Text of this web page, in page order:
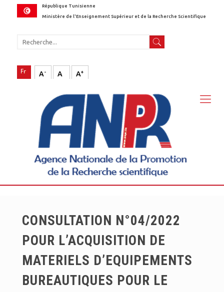
République Tunisienne
Ministère de l'Enseignement Supérieur et de la Recherche Scientifique
A- A A+
CONSULTATION N°04/2022
POUR L’ACQUISITION DE
MATERIELS D’EQUIPEMENTS
BUREAUTIQUES POUR LE